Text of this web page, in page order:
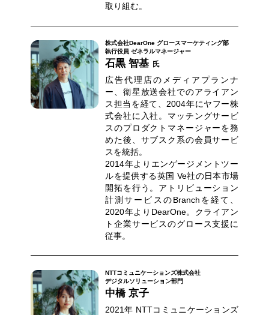
取り組む。
株式会社DearOne グロースマーケティング部
執行役員 ゼネラルマネージャー
石黒 智基 氏
広告代理店のメディアプランナ
ー、衛星放送会社でのアライアン
ス担当を経て、2004年にヤフー株
式会社に入社。マッチングサービ
スのプロダクトマネージャーを務
めた後、サブスク系の会員サービ
スを統括。
2014年よりエンゲージメントツー
ルを提供する英国 Ve社の日本市場
開拓を行う。アトリビューション
計測サービスのBranchを経て、
2020年よりDearOne。クライアン
ト企業サービスのグロース支援に
従事。
NTTコミュニケーションズ株式会社
デジタルソリューション部門
中橋 京子
2021年 NTTコミュニケーションズ